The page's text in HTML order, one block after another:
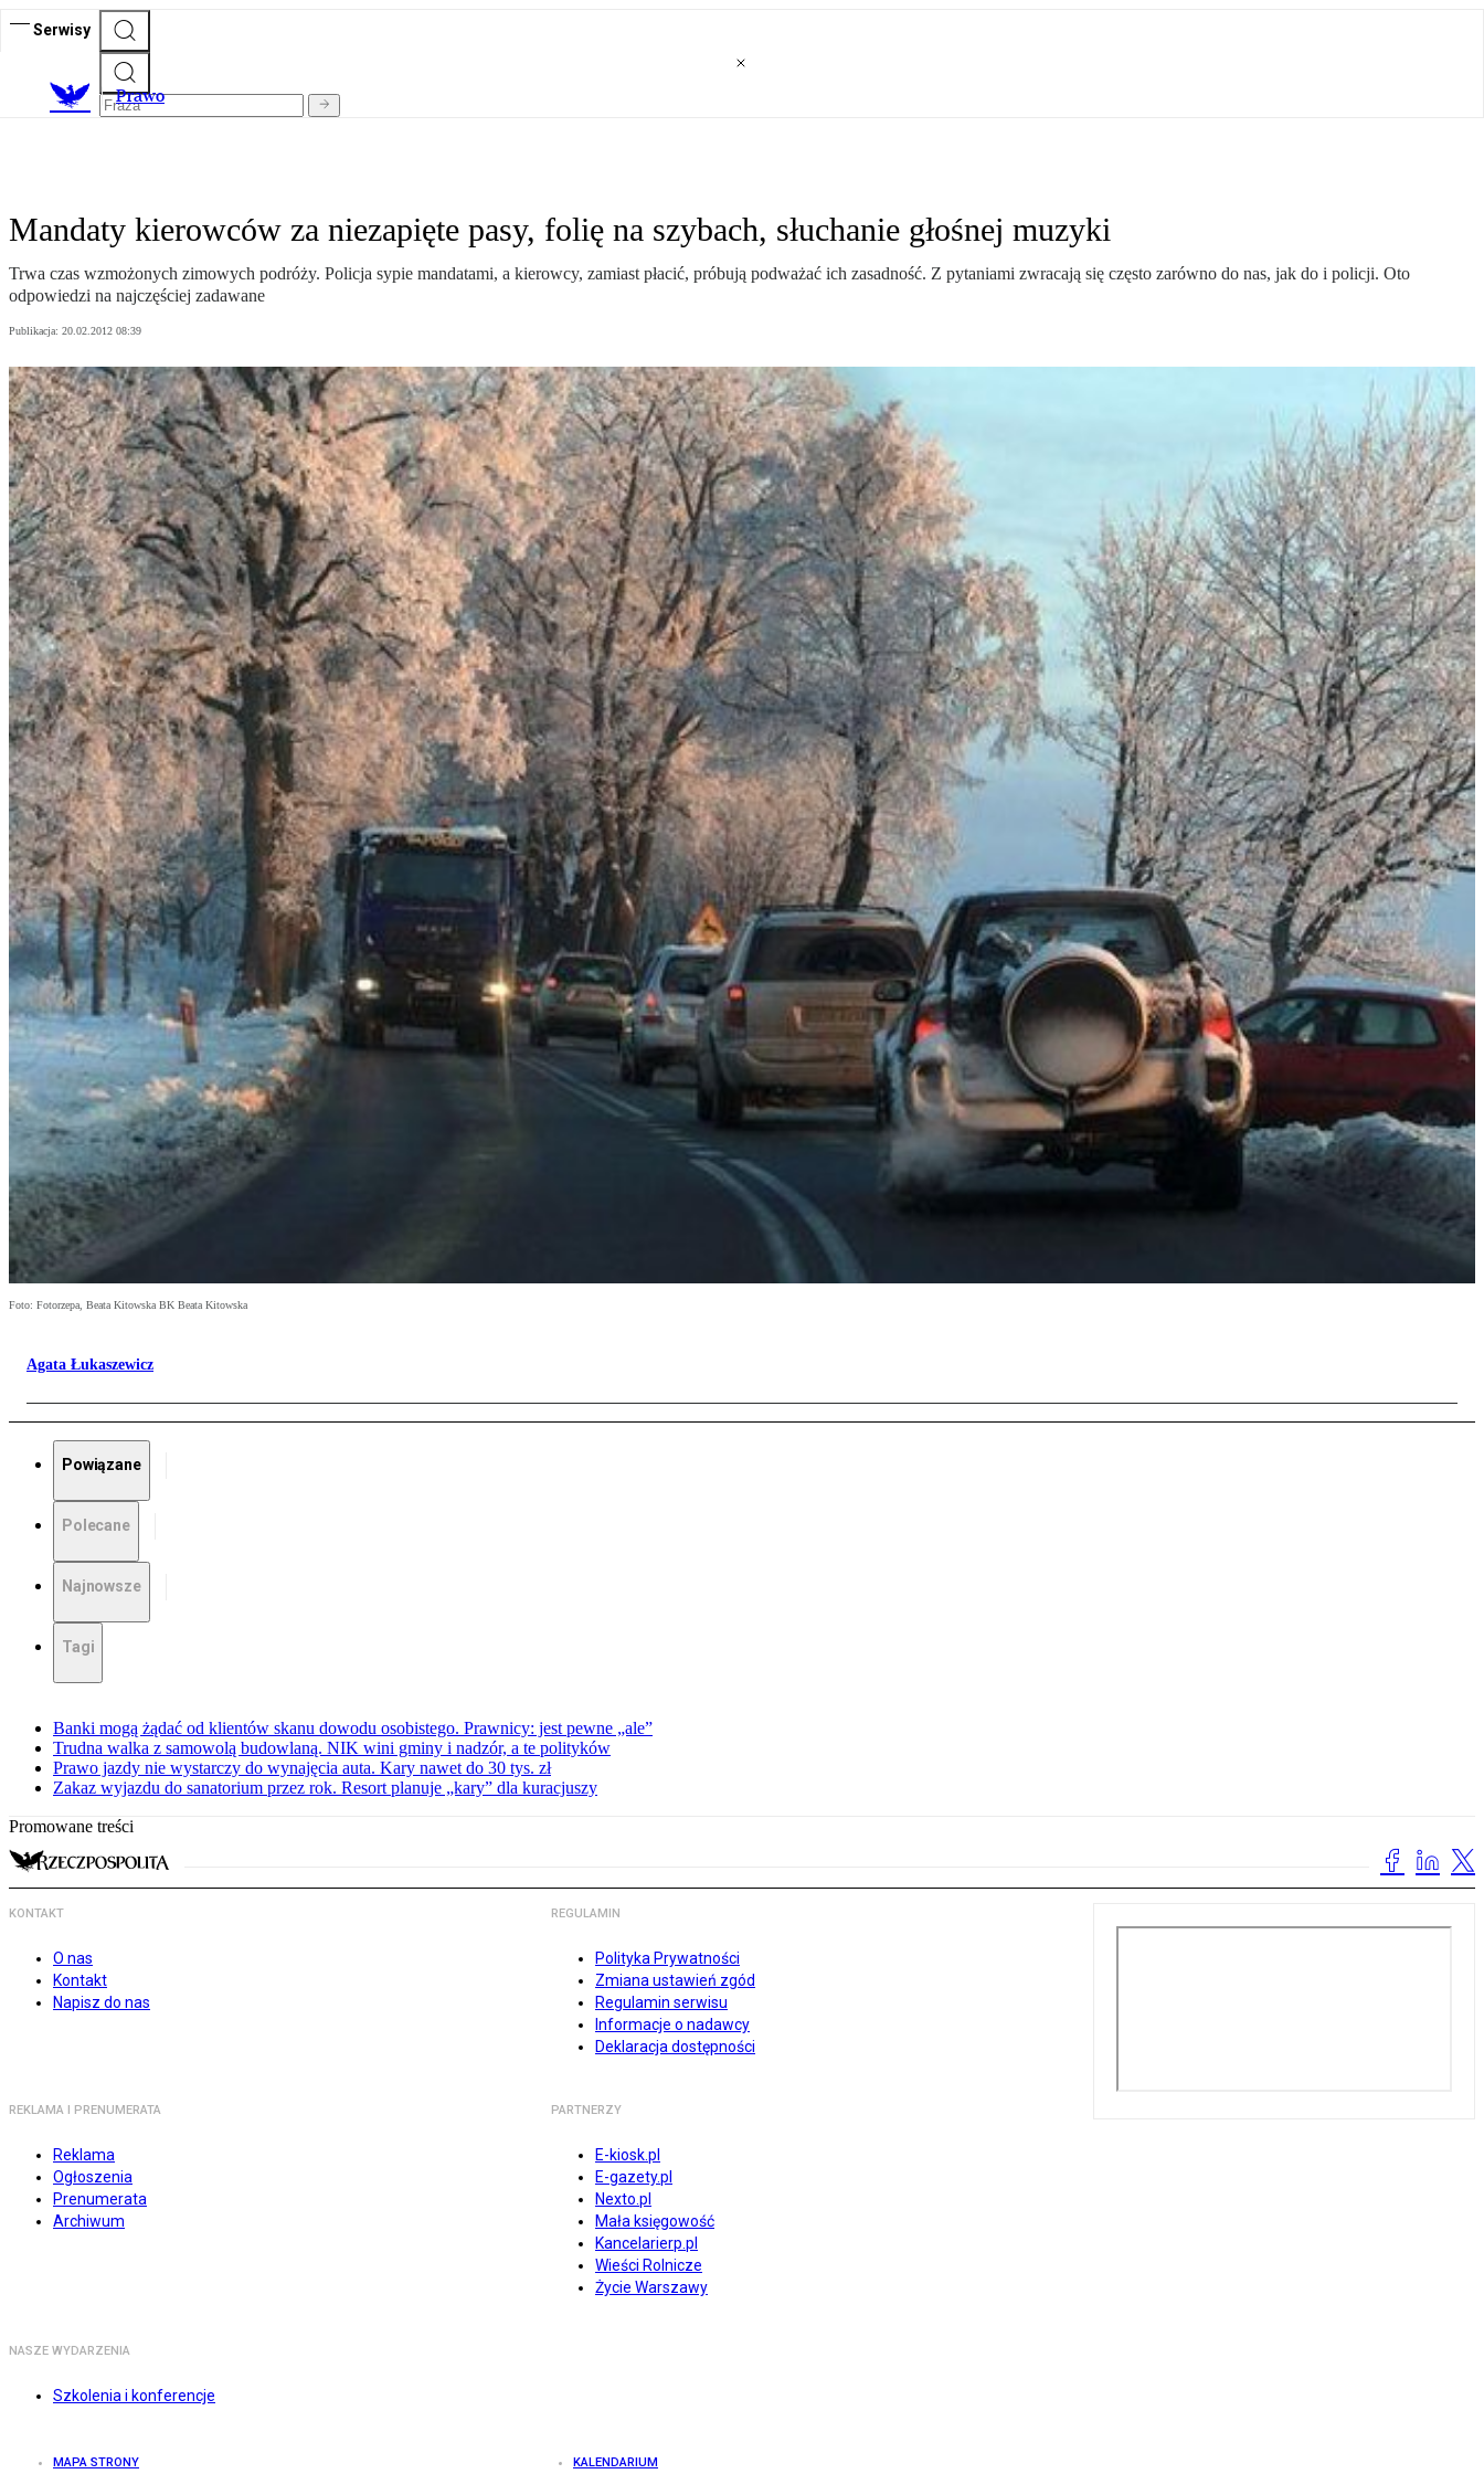
Serwisy
Prawo
Mandaty kierowców za niezapięte pasy, folię na szybach, słuchanie głośnej muzyki
Trwa czas wzmożonych zimowych podróży. Policja sypie mandatami, a kierowcy, zamiast płacić, próbują podważać ich zasadność. Z pytaniami zwracają się często zarówno do nas, jak do i policji. Oto
odpowiedzi na najczęściej zadawane
Publikacja: 20.02.2012 08:39
Foto: Fotorzepa, Beata Kitowska BK Beata Kitowska
Agata Łukaszewicz
Powiązane
Polecane
Najnowsze
Tagi
Banki mogą żądać od klientów skanu dowodu osobistego. Prawnicy: jest pewne „ale”
Trudna walka z samowolą budowlaną. NIK wini gminy i nadzór, a te polityków
Prawo jazdy nie wystarczy do wynajęcia auta. Kary nawet do 30 tys. zł
Zakaz wyjazdu do sanatorium przez rok. Resort planuje „kary” dla kuracjuszy
Promowane treści
KONTAKT
O nas
Kontakt
Napisz do nas
REGULAMIN
Polityka Prywatności
Zmiana ustawień zgód
Regulamin serwisu
Informacje o nadawcy
Deklaracja dostępności
REKLAMA I PRENUMERATA
Reklama
Ogłoszenia
Prenumerata
Archiwum
PARTNERZY
E-kiosk.pl
E-gazety.pl
Nexto.pl
Mała księgowość
Kancelarierp.pl
Wieści Rolnicze
Życie Warszawy
NASZE WYDARZENIA
Szkolenia i konferencje
MAPA STRONY KALENDARIUM